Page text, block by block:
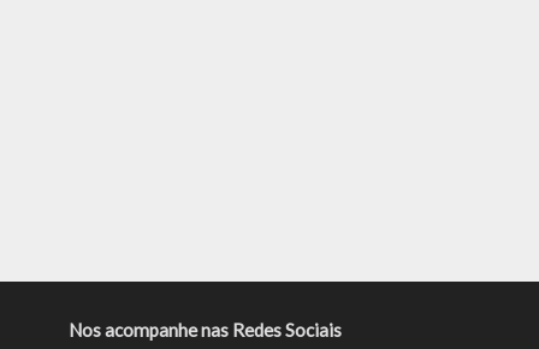
Nos acompanhe nas Redes Sociais